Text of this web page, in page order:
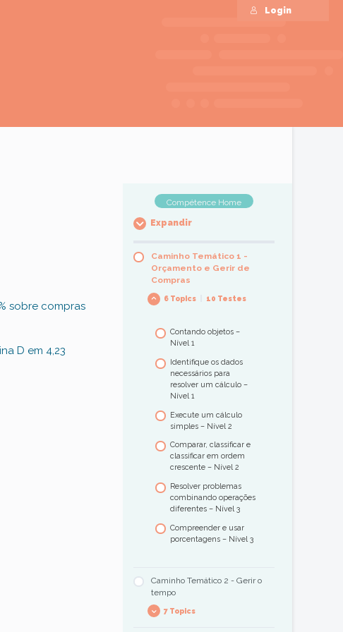
Login
sobre compras
D em 4,23
Compétence Home
Expandir
Caminho Temático 1 -
Orçamento e Gerir de
Compras
6 Topics 10 Testes
Contando objetos –
Nível 1
Identifique os dados
necessários para
resolver um cálculo –
Nível 1
Execute um cálculo
simples – Nível 2
Comparar, classificar e
classificar em ordem
crescente – Nível 2
Resolver problemas
combinando operações
diferentes – Nível 3
Compreender e usar
porcentagens – Nível 3
Caminho Temático 2 - Gerir o
tempo
7 Topics